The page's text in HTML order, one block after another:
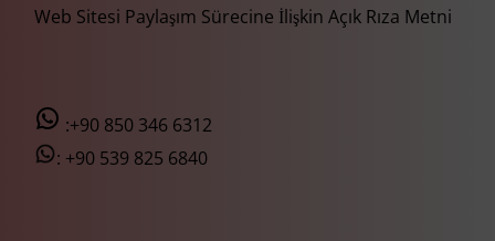
Web Sitesi Paylaşım Sürecine İlişkin Açık Rıza Metni
:+90 850 346 6312
: +90 539 825 6840